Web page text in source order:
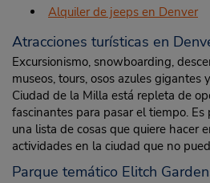
Alquiler de jeeps en Denver
Atracciones turísticas en
Excursionismo, snowboarding,
museos, tours, osos azules gigantes
Ciudad de la Milla está repleta de
fascinantes para pasar el tiempo.
una lista de cosas que quiere hacer
actividades en la ciudad que no
Parque temático Elitch